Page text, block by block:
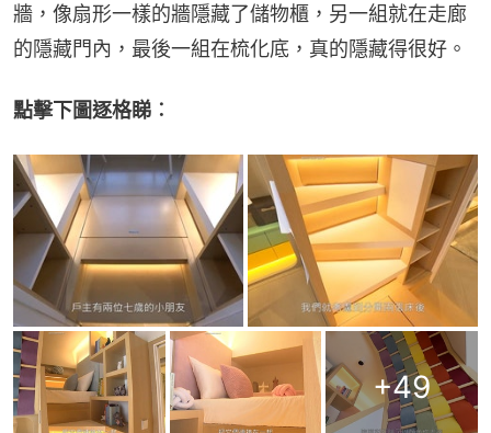
牆，像扇形一樣的牆隱藏了儲物櫃，另一組就在走廊
的隱藏門內，最後一組在梳化底，真的隱藏得很好。
點擊下圖逐格睇︰
+49